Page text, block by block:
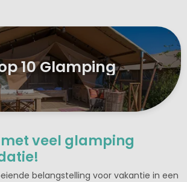
10 Glamping
veel glamping
belangstelling voor vakantie in een